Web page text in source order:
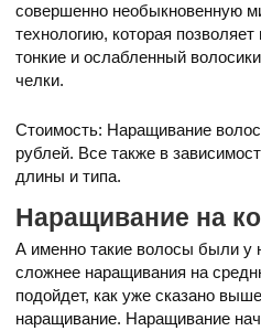
совершенно необыкновенную
технологию, которая
тонкие и ослабленный
челки.
Стоимость: Наращивание
рублей. Все также в
длины и типа.
Наращивание на
А именно такие волосы были у
сложнее наращивания на
подойдет, как уже сказано
наращивание. Наращивание